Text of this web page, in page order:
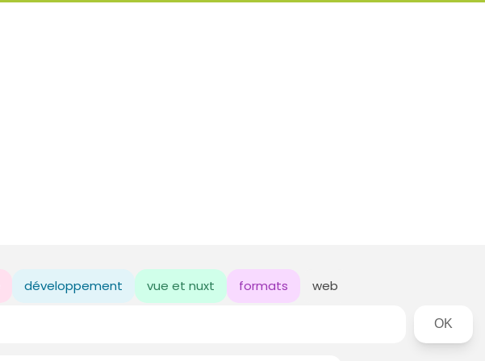
développement vue et nuxt formats web
Rechercher